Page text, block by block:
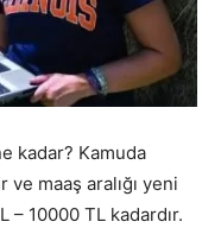
kadar? Kamuda
maaş aralığı yeni
10000 TL kadardır.